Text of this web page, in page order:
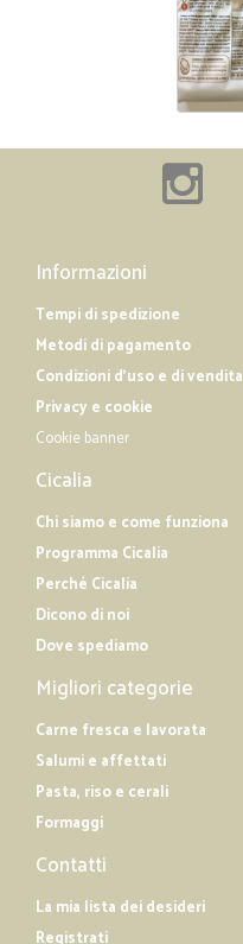
Informazioni
Tempi di spedizione
Metodi di pagamento
Condizioni d'uso e di vendita
Privacy e cookie
Cookie banner
Cicalia
Chi siamo e come funziona
Programma Cicalia
Perché Cicalia
Dicono di noi
Dove spediamo
Migliori categorie
Carne fresca e lavorata
Salumi e affettati
Pasta, riso e cerali
Formaggi
Contatti
La mia lista dei desideri
Registrati